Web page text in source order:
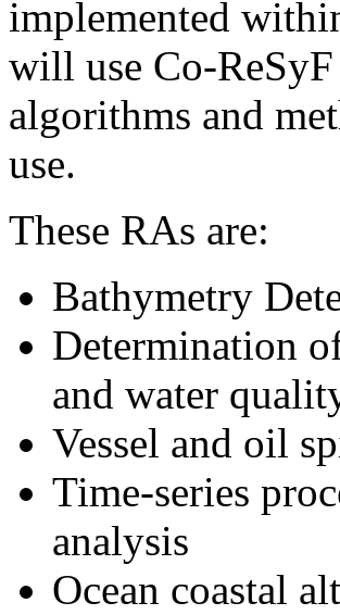
implemented
will use Co-
algorithms and
use.
These RAs are:
Bathymetry
Determination
and water
Vessel and oil
Time-series
analysis
Ocean coastal